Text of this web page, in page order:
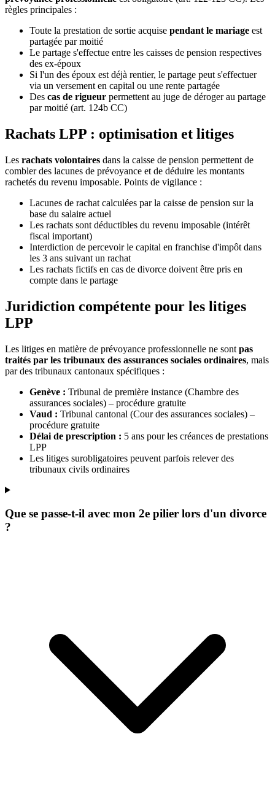
règles principales :
Toute la prestation de sortie acquise pendant le mariage est
partagée par moitié
Le partage s'effectue entre les caisses de pension respectives
des ex-époux
Si l'un des époux est déjà rentier, le partage peut s'effectuer
via un versement en capital ou une rente partagée
Des cas de rigueur permettent au juge de déroger au partage
par moitié (art. 124b CC)
Rachats LPP : optimisation et litiges
Les rachats volontaires dans la caisse de pension permettent de
combler des lacunes de prévoyance et de déduire les montants
rachetés du revenu imposable. Points de vigilance :
Lacunes de rachat calculées par la caisse de pension sur la
base du salaire actuel
Les rachats sont déductibles du revenu imposable (intérêt
fiscal important)
Interdiction de percevoir le capital en franchise d'impôt dans
les 3 ans suivant un rachat
Les rachats fictifs en cas de divorce doivent être pris en
compte dans le partage
Juridiction compétente pour les litiges
LPP
Les litiges en matière de prévoyance professionnelle ne sont pas
traités par les tribunaux des assurances sociales ordinaires, mais
par des tribunaux cantonaux spécifiques :
Genève : Tribunal de première instance (Chambre des
assurances sociales) – procédure gratuite
Vaud : Tribunal cantonal (Cour des assurances sociales) –
procédure gratuite
Délai de prescription : 5 ans pour les créances de prestations
LPP
Les litiges surobligatoires peuvent parfois relever des
tribunaux civils ordinaires
Que se passe-t-il avec mon 2e pilier lors d'un divorce
?